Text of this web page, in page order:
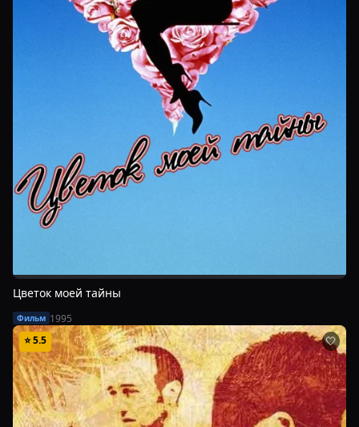
Цветок моей тайны
Фильм 1995
⭐5.5 🤍